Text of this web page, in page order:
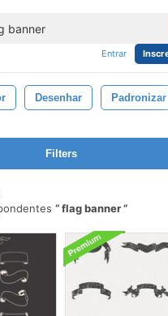
Entrar
Desenhar Padronizar
Filters
flag banner